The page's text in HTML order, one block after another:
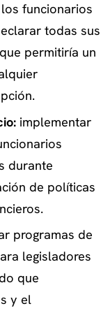
funcionarios
todas sus
permitiría un
implementar
durante
de políticas
programas de
legisladores
que
y el